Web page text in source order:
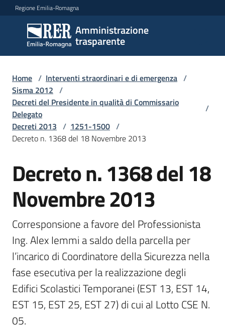
Vai al contenuto
Vai alla navigazione
Vai al footer
Regione Emilia-Romagna
Amministrazione
trasparente
Amministrazione
trasparente
Sottosezioni
Accesso
Home / Interventi straordinari e di emergenza /
Sisma 2012 /
Decreti del Presidente in qualità di Commissario
Delegato
/
Decreti 2013 / 1251-1500 /
Decreto n. 1368 del 18 Novembre 2013
Decreto n. 1368 del 18
Novembre 2013
Corresponsione a favore del Professionista
Ing. Alex Iemmi a saldo della parcella per
l’incarico di Coordinatore della Sicurezza nella
fase esecutiva per la realizzazione degli
Edifici Scolastici Temporanei (EST 13, EST 14,
EST 15, EST 25, EST 27) di cui al Lotto CSE N.
05.